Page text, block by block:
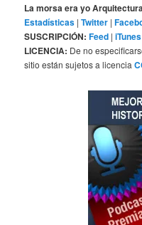
La morsa era yo
Estadísticas |Twitter |
SUSCRIPCIÓN: Feed |iTunes
LICENCIA: De no
sitio están sujetos a licencia